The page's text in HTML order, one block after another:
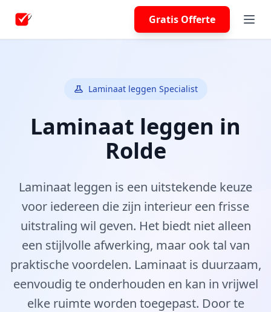
Gratis Offerte
Laminaat leggen Specialist
Laminaat leggen in
Rolde
Laminaat leggen is een uitstekende keuze
voor iedereen die zijn interieur een frisse
uitstraling wil geven. Het biedt niet alleen
een stijlvolle afwerking, maar ook tal van
praktische voordelen. Laminaat is duurzaam,
eenvoudig te onderhouden en kan in vrijwel
elke ruimte worden toegepast. Door te